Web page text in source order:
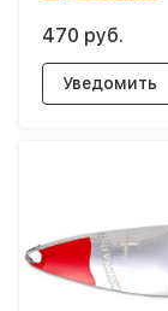
470 руб.
Уведомить